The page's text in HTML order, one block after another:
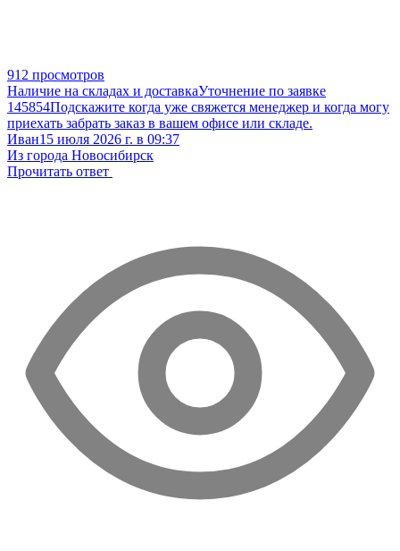
912 просмотров
Наличие на складах и доставкаУточнение по заявке
145854Подскажите когда уже свяжется менеджер и когда могу
приехать забрать заказ в вашем офисе или складе.
Иван15 июля 2026 г. в 09:37
Из города Новосибирск
Прочитать ответ